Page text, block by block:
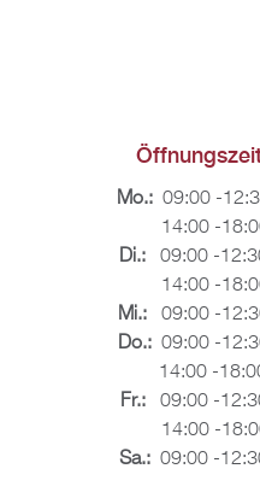
Mo.:09:00 -
14:00 -
Di.: 09:00 -
14:00 -
Mi.:09:00 -
Do.:09:00 -
14:00 -
Fr.: 09:00 -
14:00 -
Sa.:09:00 -